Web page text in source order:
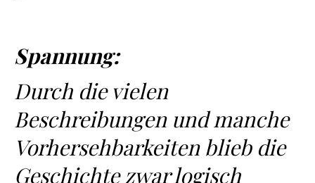
Spannung:
Durch die vielen
Beschreibungen und manche
Vorhersehbarkeiten blieb die
Geschichte zwar logisch